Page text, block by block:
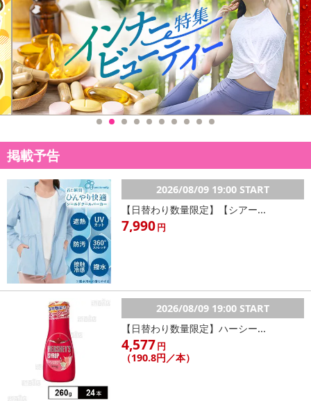
掲載予告
2026/08/09 19:00 START
【日替わり数量限定】【シアー...
7,990円
2026/08/09 19:00 START
【日替わり数量限定】ハーシー...
4,577円
（190.8円／本）